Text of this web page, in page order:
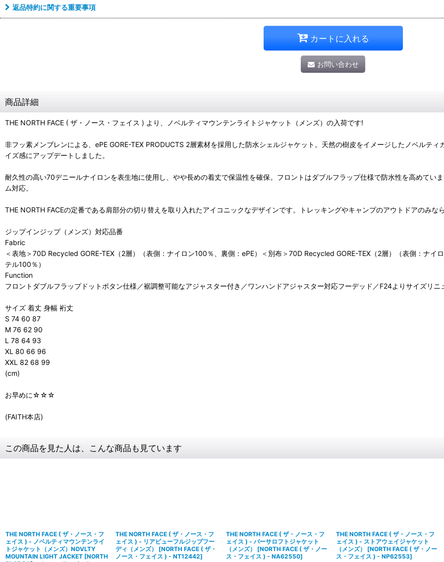
返品特約に関する重要事項
カートに入れる
お問い合わせ
商品詳細
THE NORTH FACE ( ザ・ノース・フェイス ) より、ノベルティマウンテンライトジャケット（メンズ）の入荷です!
非フッ素メンブレンによる、ePE GORE-TEX PRODUCTS 2層素材を採用した防水シェルジャケット。天然の樹皮をイメージしたノベルテ
イズ感にアップデートしました。
耐久性の高い70デニールナイロンを表生地に使用し、やや長めの着丈で保温性を確保。フロントはダブルフラップ仕様で防水性を高めてい
ム対応。
THE NORTH FACEの定番である肩部分の切り替えを取り入れたアイコニックなデザインです。トレッキングやキャンプのアウトドアのみな
ジップインジップ（メンズ）対応品番
Fabric
＜表地＞70D Recycled GORE-TEX（2層）（表側：ナイロン100％、裏側：ePE）＜別布＞70D Recycled GORE-TEX（2層）（表側：ナ
テル100％）
Function
フロントダブルフラップドットボタン仕様／裾調整可能なアジャスター付き／ワンハンドアジャスター対応フーデッド／F24よりサイズリニ
サイズ 着丈 身幅 裄丈
S 74 60 87
M 76 62 90
L 78 64 93
XL 80 66 96
XXL 82 68 99
(cm)
お早めに☆☆☆
(FAITH本店)
この商品を見た人は、こんな商品も見ています
THE NORTH FACE ( ザ・ノース・フ
ェイス ) - ノベルティマウンテンライ
トジャケット（メンズ）NOVLTY
MOUNTAIN LIGHT JACKET [NORTH
THE NORTH FACE ( ザ・ノース・フ
ェイス ) - リアビューフルジップフー
ディ（メンズ）
[NORTH FACE ( ザ・
ノース・フェイス ) - NT12442]
THE NORTH FACE ( ザ・ノース・フ
ェイス ) - バーサロフトジャケット
（メンズ）
[NORTH FACE ( ザ・ノー
ス・フェイス ) - NA62550]
THE NORTH FACE ( ザ・ノース・フ
ェイス ) - ストアウェイジャケット
（メンズ）
[NORTH FACE ( ザ・ノー
ス・フェイス ) - NP62553]